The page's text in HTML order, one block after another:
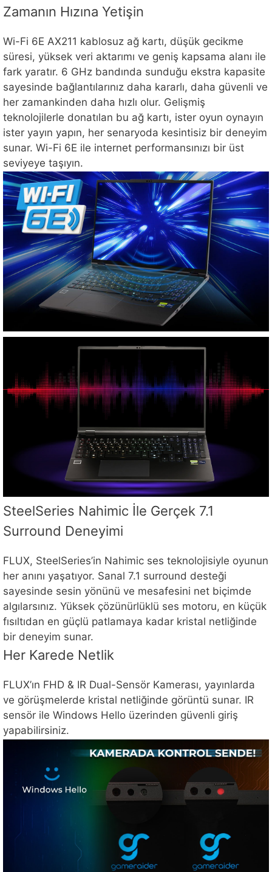
Zamanın Hızına Yetişin
Wi-Fi 6E AX211 kablosuz ağ kartı, düşük gecikme
süresi, yüksek veri aktarımı ve geniş kapsama alanı ile
fark yaratır. 6 GHz bandında sunduğu ekstra kapasite
sayesinde bağlantılarınız daha kararlı, daha güvenli ve
her zamankinden daha hızlı olur. Gelişmiş
teknolojilerle donatılan bu ağ kartı, ister oyun oynayın
ister yayın yapın, her senaryoda kesintisiz bir deneyim
sunar. Wi-Fi 6E ile internet performansınızı bir üst
seviyeye taşıyın.
SteelSeries Nahimic İle Gerçek 7.1
Surround Deneyimi
FLUX, SteelSeries’in Nahimic ses teknolojisiyle oyunun
her anını yaşatıyor. Sanal 7.1 surround desteği
sayesinde sesin yönünü ve mesafesini net biçimde
algılarsınız. Yüksek çözünürlüklü ses motoru, en küçük
fısıltıdan en güçlü patlamaya kadar kristal netliğinde
bir deneyim sunar.
Her Karede Netlik
FLUX’ın FHD & IR Dual-Sensör Kamerası, yayınlarda
ve görüşmelerde kristal netliğinde görüntü sunar. IR
sensör ile Windows Hello üzerinden güvenli giriş
yapabilirsiniz.